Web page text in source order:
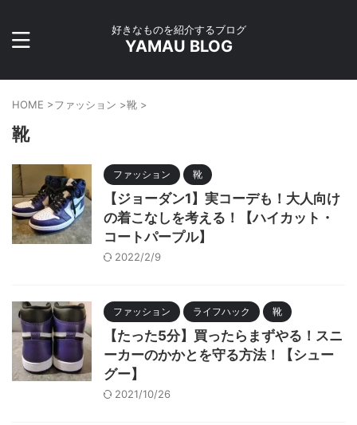
好きなものを紹介するブログ
YAMAU BLOG
HOME >ファッション >靴 >
靴
ファッション 靴
【ジョーダン1】実コーデも！大人向け
の着こなしを考える！【ハイカット・
コートパープル】
2022/2/9
ファッション ライフハック 靴
【たった5分】買ったらまずやる！スニ
ーカーのかかとを守る方法！【シュー
グー】
2021/10/26